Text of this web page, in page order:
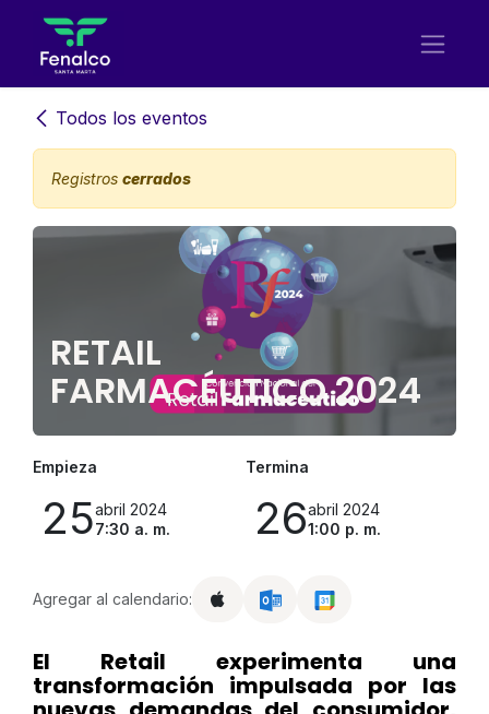
Ir al contenido
Todos los eventos
Registros cerrados
RETAIL
FARMACÉUTICO 2024
Empieza
25abril 2024
7:30 a. m.
Termina
26abril 2024
1:00 p. m.
Agregar al calendario:
El Retail experimenta una
transformación impulsada por las